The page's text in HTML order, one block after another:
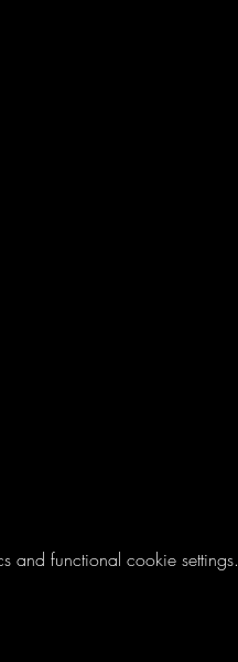
and functional cookie settings.